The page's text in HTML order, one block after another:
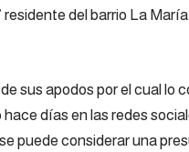
residente del barrio La
sus apodos por el cual lo
días en las redes
puede considerar una